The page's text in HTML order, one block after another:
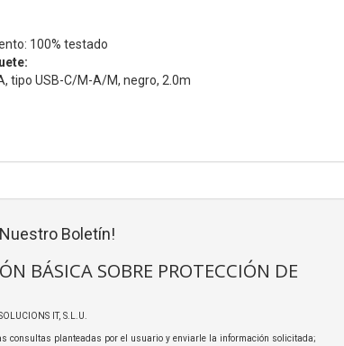
100% testado
tipo USB-C/M-A/M, negro, 2.0m
Boletín!
BÁSICA SOBRE PROTECCIÓN DE
IT, S.L.U.
consultas planteadas por el usuario y enviarle la información solicitada;